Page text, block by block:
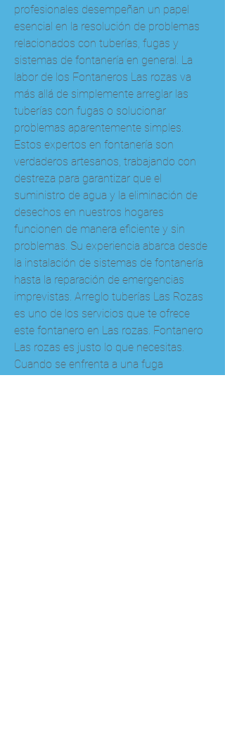
profesionales desempeñan un papel
esencial en la resolución de problemas
relacionados con tuberías, fugas y
sistemas de fontanería en general. La
labor de los Fontaneros Las rozas va
más allá de simplemente arreglar las
tuberías con fugas o solucionar
problemas aparentemente simples.
Estos expertos en fontanería son
verdaderos artesanos, trabajando con
destreza para garantizar que el
suministro de agua y la eliminación de
desechos en nuestros hogares
funcionen de manera eficiente y sin
problemas. Su experiencia abarca desde
la instalación de sistemas de fontanería
hasta la reparación de emergencias
imprevistas. Arreglo tuberías Las Rozas
es uno de los servicios que te ofrece
este fontanero en Las rozas. Fontanero
Las rozas es justo lo que necesitas.
Cuando se enfrenta a una fuga